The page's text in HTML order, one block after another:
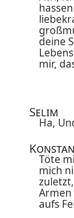
deine
mir,
Selim
Ha,
Töte
mich
Armen
aufs